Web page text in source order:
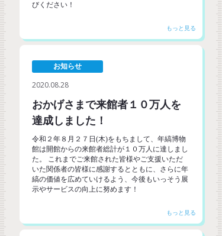
びください！
お知らせ
2020.08.28
おかげさまで来館者１０万人を
達成しました！
令和２年８月２７日(木)をもちまして、年縞博物
館は開館からの来館者総計が１０万人に達しまし
た。 これまでご来館された皆様やご支援いただ
いた関係者の皆様に感謝するとともに、さらに年
縞の価値を広めていけるよう、今後もいっそう展
示やサービスの向上に努めます！